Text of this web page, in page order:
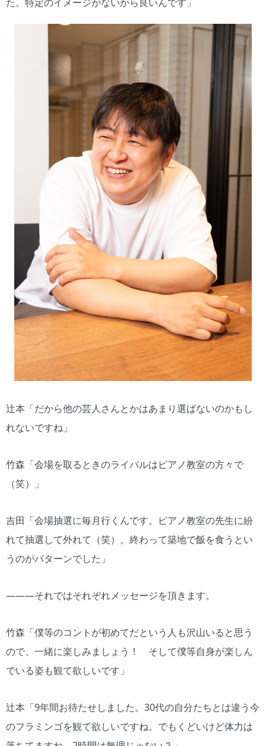
辻本「だから他の芸人さんとかはあまり選ばないのかもし
れないですね」
竹森「会場を取るときのライバルはピアノ教室の方々で
（笑）」
吉田「会場抽選に毎月行くんです。ピアノ教室の先生に紛
れて抽選して外れて（笑）。終わって築地で飯を食うとい
うのがパターンでした」
―――それではそれぞれメッセージを頂きます。
竹森「僕等のコントが初めてだという人も沢山いると思う
ので、一緒に楽しみましょう！ そして僕等自身が楽しん
でいる姿も観て欲しいです」
辻本「9年間お待たせしました。30代の自分たちとは違う今
のフラミンゴを観て欲しいですね。でもくどいけど体力は